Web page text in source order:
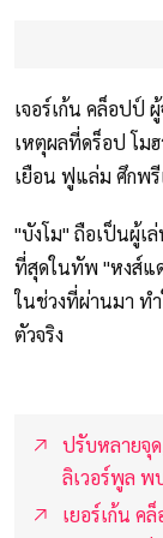
เจอร์เก้น คล็อปป์
เหตุผลที่ดร็อป โม
เยือน ฟูแล่ม ศึกพ
"บังโม" ถือเป็นผู้เ
ที่สุดในทัพ "หงส์แ
ในช่วงที่ผ่านมา ทำ
ตัวจริง
ปรับหลายจุ
ลิเวอร์พูล
เยอร์เก้น ค